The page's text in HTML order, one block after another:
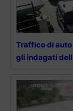
Traffico di
gli indagati